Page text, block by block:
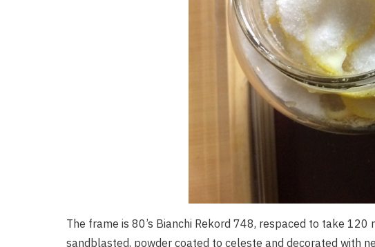
The frame is 80’s Bianchi Rekord 748, respaced to take
sandblasted, powder coated to celeste and decorated with